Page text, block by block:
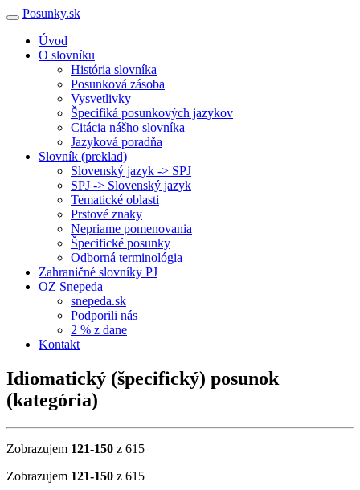
Posunky.sk
Úvod
O slovníku
História slovníka
Posunková zásoba
Vysvetlivky
Špecifiká posunkových jazykov
Citácia nášho slovníka
Jazyková poradňa
Slovník (preklad)
Slovenský jazyk -> SPJ
SPJ -> Slovenský jazyk
Tematické oblasti
Prstové znaky
Nepriame pomenovania
Špecifické posunky
Odborná terminológia
Zahraničné slovníky PJ
OZ Snepeda
snepeda.sk
Podporili nás
2 % z dane
Kontakt
Idiomatický (špecifický) posunok
(kategória)
Zobrazujem 121-150 z 615
Zobrazujem 121-150 z 615